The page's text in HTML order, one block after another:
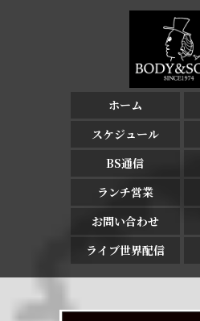
ホーム
スケジュール
BS通信
ランチ営業
お問い合わせ
ライブ世界配信